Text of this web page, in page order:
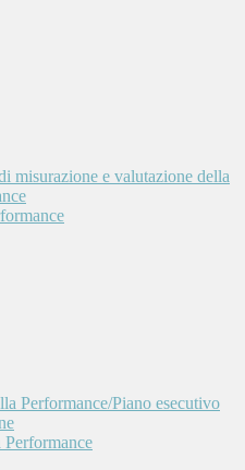
misurazione e valutazione della
Performance/Piano esecutivo